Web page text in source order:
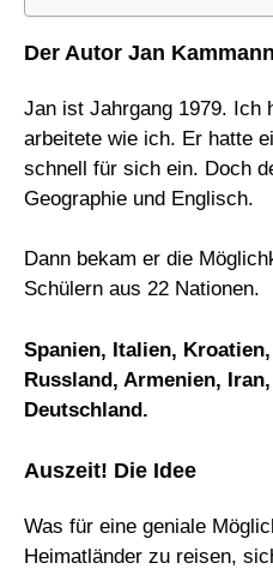
Der Autor Jan Kammann
Jan ist Jahrgang 1979. Ich
arbeitete wie ich. Er hatte
schnell für sich ein. Doch
Geographie und Englisch.
Dann bekam er die
Schülern aus 22 Nationen.
Spanien, Italien,
Russland, Armenien,
Deutschland.
Auszeit! Die Idee
Was für eine geniale
Heimatländer zu reisen,